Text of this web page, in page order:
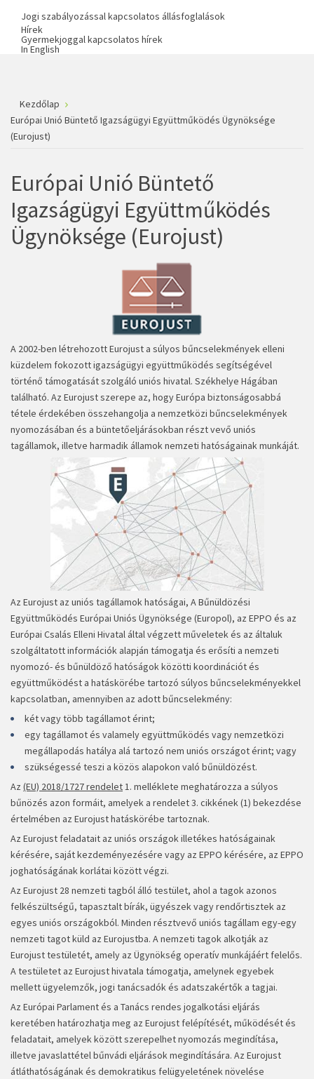
Jogi szabályozással kapcsolatos állásfoglalások
Hírek
Gyermekjoggal kapcsolatos hírek
In English
Kezdőlap
Európai Unió Büntető Igazságügyi Együttműködés Ügynöksége
(Eurojust)
Európai Unió Büntető
Igazságügyi Együttműködés
Ügynöksége (Eurojust)
A 2002-ben létrehozott Eurojust a súlyos bűncselekmények elleni
küzdelem fokozott igazságügyi együttműködés segítségével
történő támogatását szolgáló uniós hivatal. Székhelye Hágában
található. Az Eurojust szerepe az, hogy Európa biztonságosabbá
tétele érdekében összehangolja a nemzetközi bűncselekmények
nyomozásában és a büntetőeljárásokban részt vevő uniós
tagállamok, illetve harmadik államok nemzeti hatóságainak munkáját.
Az Eurojust az uniós tagállamok hatóságai, A Bűnüldözési
Együttműködés Európai Uniós Ügynöksége (Europol), az EPPO és az
Európai Csalás Elleni Hivatal által végzett műveletek és az általuk
szolgáltatott információk alapján támogatja és erősíti a nemzeti
nyomozó- és bűnüldöző hatóságok közötti koordinációt és
együttműködést a hatáskörébe tartozó súlyos bűncselekményekkel
kapcsolatban, amennyiben az adott bűncselekmény:
két vagy több tagállamot érint;
egy tagállamot és valamely együttműködés vagy nemzetközi
megállapodás hatálya alá tartozó nem uniós országot érint; vagy
szükségessé teszi a közös alapokon való bűnüldözést.
Az (EU) 2018/1727 rendelet1. melléklete meghatározza a súlyos
bűnözés azon formáit, amelyek a rendelet 3. cikkének (1) bekezdése
értelmében az Eurojust hatáskörébe tartoznak.
Az Eurojust feladatait az uniós országok illetékes hatóságainak
kérésére, saját kezdeményezésére vagy az EPPO kérésére, az EPPO
joghatóságának korlátai között végzi.
Az Eurojust 28 nemzeti tagból álló testület, ahol a tagok azonos
felkészültségű, tapasztalt bírák, ügyészek vagy rendőrtisztek az
egyes uniós országokból. Minden résztvevő uniós tagállam egy-egy
nemzeti tagot küld az Eurojustba. A nemzeti tagok alkotják az
Eurojust testületét, amely az Ügynökség operatív munkájáért felelős.
A testületet az Eurojust hivatala támogatja, amelynek egyebek
mellett ügyelemzők, jogi tanácsadók és adatszakértők a tagjai.
Az Európai Parlament és a Tanács rendes jogalkotási eljárás
keretében határozhatja meg az Eurojust felépítését, működését és
feladatait, amelyek között szerepelhet nyomozás megindítása,
illetve javaslattétel bűnvádi eljárások megindítására. Az Eurojust
átláthatóságának és demokratikus felügyeletének növelése